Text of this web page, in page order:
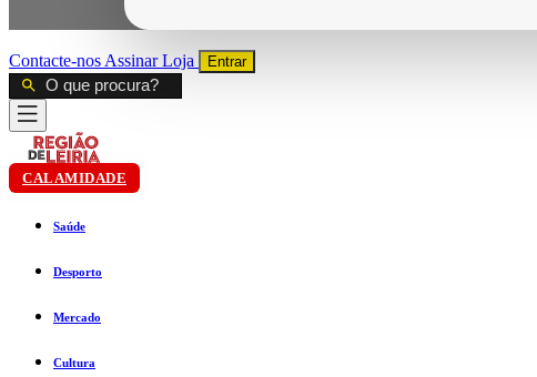
Contacte-nos AssinarLoja Entrar
CALAMIDADE
Saúde
Desporto
Mercado
Cultura